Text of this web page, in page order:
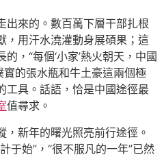
出來的。數百萬下層干部扎根
，用汗水澆灌動身展碩果；這
，“每個‘小家’熱火朝天，中國
實的張水瓶和牛土豪這兩個極
工具。話語，恰是中國途徑最
值尋求。
，新年的曙光照亮前行途徑。
于始”，“很不服凡的一年”已然